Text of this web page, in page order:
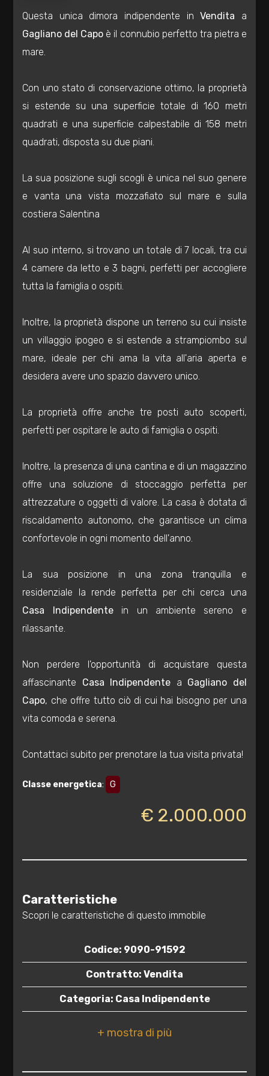
Questa unica dimora indipendente inVendita a
Gagliano del Capo è il connubio perfetto tra pietra e
mare.
Con uno stato di conservazione ottimo, la proprietà
si estende su una superficie totale di 160 metri
quadrati e una superficie calpestabile di 158 metri
quadrati, disposta su due piani.
La sua posizione sugli scogli è unica nel suo genere
e vanta una vista mozzafiato sul mare e sulla
costiera Salentina
Al suo interno, si trovano un totale di 7 locali, tra cui
4 camere da letto e 3 bagni, perfetti per accogliere
tutta la famiglia o ospiti.
Inoltre, la proprietà dispone un terreno su cui insiste
un villaggio ipogeo e si estende a strampiombo sul
mare, ideale per chi ama la vita all'aria aperta e
desidera avere uno spazio davvero unico.
La proprietà offre anche tre posti auto scoperti,
perfetti per ospitare le auto di famiglia o ospiti.
Inoltre, la presenza di una cantina e di un magazzino
offre una soluzione di stoccaggio perfetta per
attrezzature o oggetti di valore. La casa è dotata di
riscaldamento autonomo, che garantisce un clima
confortevole in ogni momento dell'anno.
La sua posizione in una zona tranquilla e
residenziale la rende perfetta per chi cerca una
Casa Indipendentein un ambiente sereno e
rilassante.
Non perdere l'opportunità di acquistare questa
affascinante Casa Indipendente a Gagliano del
Capo, che offre tutto ciò di cui hai bisogno per una
vita comoda e serena.
Contattaci subito per prenotare la tua visita privata!
Classe energetica: G
€ 2.000.000
Caratteristiche
Scopri le caratteristiche di questo immobile
Codice: 9090-91592
Contratto: Vendita
Categoria: Casa Indipendente
Comune: Gagliano del Capo
Residenziali
Commerciali
Industriali
Terreni
mq
minimi
1
2
4
5
5+
Bagni
minimi
Qualsiasi
1
3
4
5+